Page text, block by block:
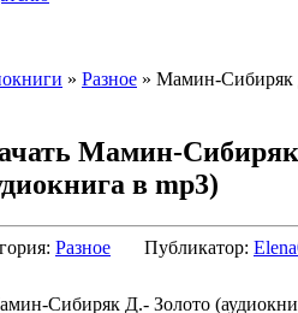
» Разное » Мамин-Сибиряк
Мамин-Сибиряк
в mp3)
Разное Публикатор: